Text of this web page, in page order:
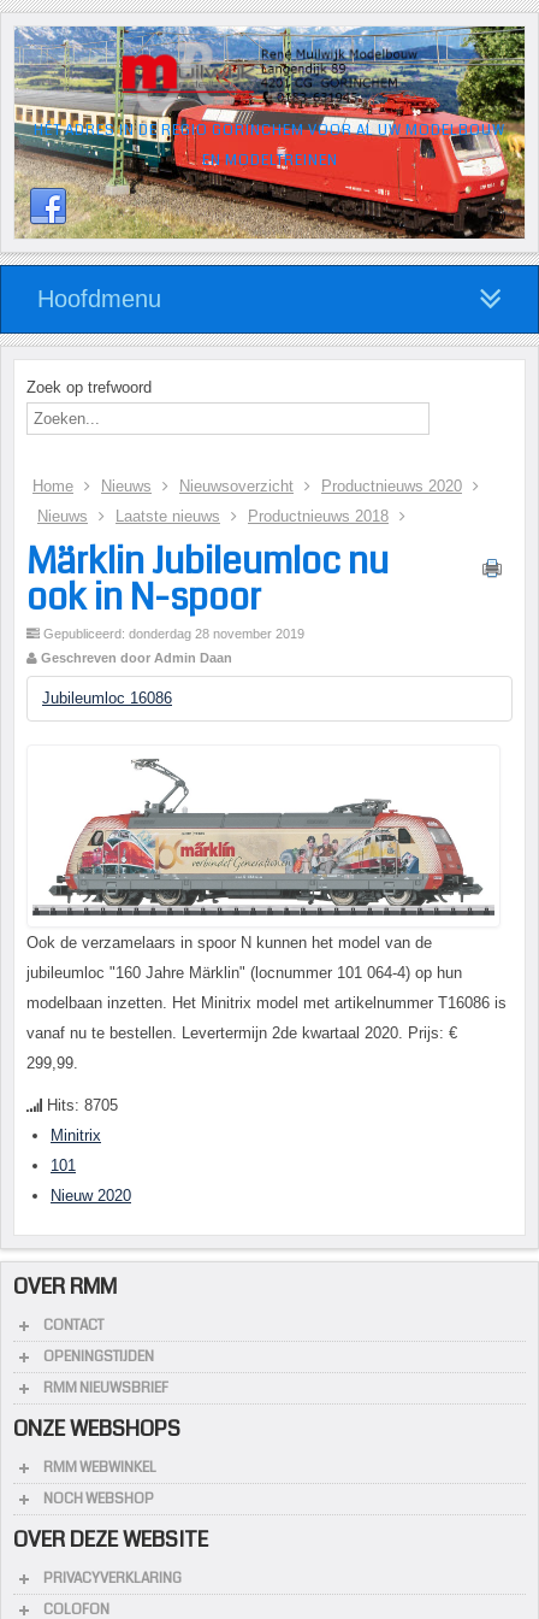
HÉT ADRES IN DE REGIO GORINCHEM VOOR AL UW MODELBOUW
EN MODELTREINEN
Hoofdmenu
Zoek op trefwoord
Home Nieuws Nieuwsoverzicht
Productnieuws 2020
Nieuws
Laatste nieuws Productnieuws 2018
Märklin Jubileumloc nu
ook in N-spoor
Gepubliceerd: donderdag 28 november 2019
Geschreven door Admin Daan
Jubileumloc 16086
Ook de verzamelaars in spoor N kunnen het model van de
jubileumloc "160 Jahre Märklin" (locnummer 101 064-4) op hun
modelbaan inzetten. Het Minitrix model met artikelnummer T16086 is
vanaf nu te bestellen. Levertermijn 2de kwartaal 2020. Prijs: €
299,99.
Hits: 8705
Minitrix
101
Nieuw 2020
OVER RMM
CONTACT
OPENINGSTIJDEN
RMM NIEUWSBRIEF
ONZE WEBSHOPS
RMM WEBWINKEL
NOCH WEBSHOP
OVER DEZE WEBSITE
PRIVACYVERKLARING
COLOFON